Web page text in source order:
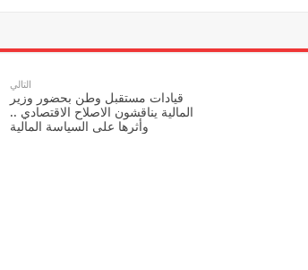
التالي
قيادات مستقبل وطن بحضور وزير
المالية يناقشون الاصلاح الاقتصادي ..
وأثرها على السياسة المالية